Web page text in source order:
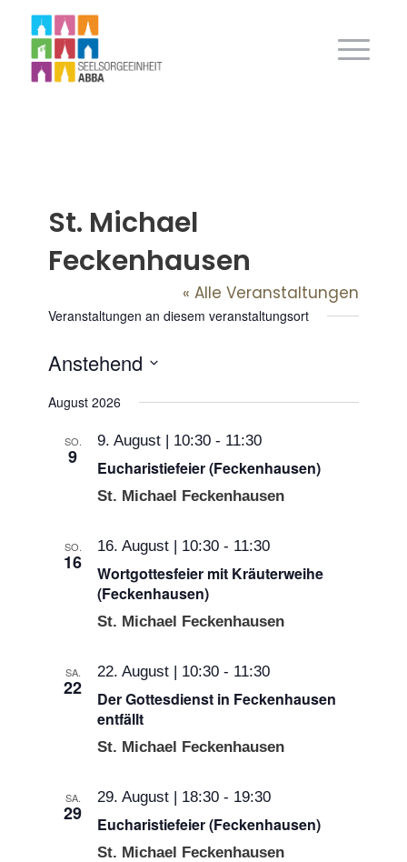
St. Michael
Feckenhausen
« Alle Veranstaltungen
Veranstaltungen an diesem veranstaltungsort
Anstehend
wählen.
August 2026
SO.
9
9. August | 10:30 - 11:30
Eucharistiefeier (Feckenhausen)
St. Michael Feckenhausen
SO.
16
16. August | 10:30 - 11:30
Wortgottesfeier mit Kräuterweihe
(Feckenhausen)
St. Michael Feckenhausen
SA.
22
22. August | 10:30 - 11:30
Der Gottesdienst in Feckenhausen
entfällt
St. Michael Feckenhausen
SA.
29
29. August | 18:30 - 19:30
Eucharistiefeier (Feckenhausen)
St. Michael Feckenhausen